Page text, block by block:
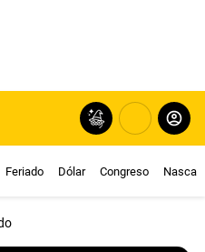
Feriado Dólar Congreso Nasca